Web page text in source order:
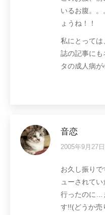
いるお腹。
ょうね！！
私にとって
誌の記事にも
タの成人病が
音恋
says:
2005年9月27
お久し振り
ューされて
行ったのに…
す!!(どうか売